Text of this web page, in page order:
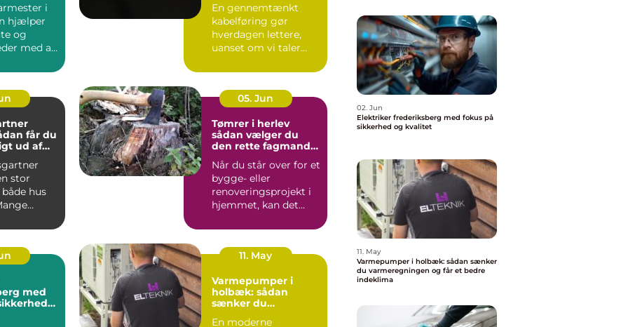
i
hjælper
og
med alt
En gennemtænkt
kabelføring gør
hverdagen lettere,
uanset om vi taler
fødevareindustrie...
ud af
stor
hus
05. Jun
Tømrer i herlev
sådan vælger du
den rette fagmand
Når du står over for et
bygge- eller
renoveringsprojekt i
hjemmet, kan det
hvor ...
med
11. May
Varmepumper i
holbæk: sådan
sænker du
En moderne
02. Jun
Elektriker frederiksberg med fokus på
sikkerhed og kvalitet
11. May
Varmepumper i holbæk: sådan sænker
du varmeregningen og får et bedre
indeklima